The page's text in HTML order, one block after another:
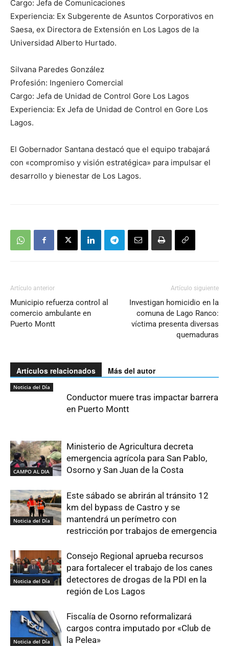
Cargo: Jefa de Comunicaciones
Experiencia: Ex Subgerente de Asuntos Corporativos en
Saesa, ex Directora de Extensión en Los Lagos de la
Universidad Alberto Hurtado.
Silvana Paredes González
Profesión: Ingeniero Comercial
Cargo: Jefa de Unidad de Control Gore Los Lagos
Experiencia: Ex Jefa de Unidad de Control en Gore Los
Lagos.
El Gobernador Santana destacó que el equipo trabajará
con «compromiso y visión estratégica» para impulsar el
desarrollo y bienestar de Los Lagos.
Artículo anterior
Municipio refuerza control al
comercio ambulante en
Puerto Montt
Artículo siguiente
Investigan homicidio en la
comuna de Lago Ranco:
víctima presenta diversas
quemaduras
Artículos relacionados Más del autor
Noticia del Día
Conductor muere tras impactar barrera
en Puerto Montt
CAMPO AL DIA
Ministerio de Agricultura decreta
emergencia agrícola para San Pablo,
Osorno y San Juan de la Costa
Noticia del Día
Este sábado se abrirán al tránsito 12
km del bypass de Castro y se
mantendrá un perímetro con
restricción por trabajos de emergencia
Noticia del Día
Consejo Regional aprueba recursos
para fortalecer el trabajo de los canes
detectores de drogas de la PDI en la
región de Los Lagos
Noticia del Día
Fiscalía de Osorno reformalizará
cargos contra imputado por «Club de
la Pelea»